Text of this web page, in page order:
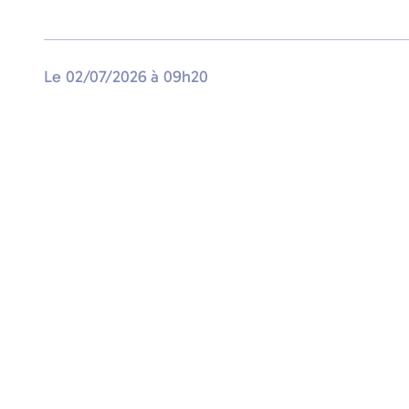
Le 02/07/2026à 09h20